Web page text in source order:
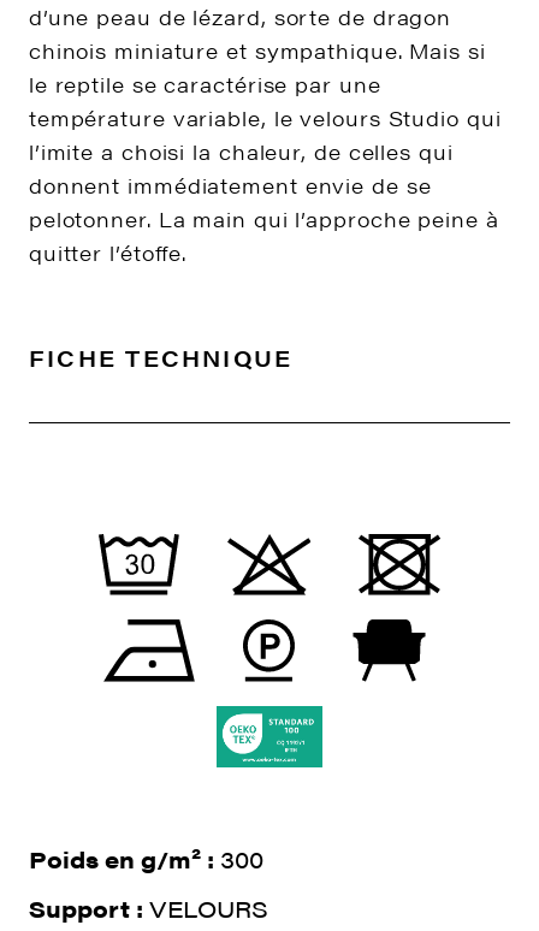
d’une peau de lézard, sorte de dragon
chinois miniature et sympathique. Mais si
le reptile se caractérise par une
température variable, le velours Studio qui
l’imite a choisi la chaleur, de celles qui
donnent immédiatement envie de se
pelotonner. La main qui l’approche peine à
quitter l’étoffe.
FICHE TECHNIQUE
Poids en g/m² : 300
Support : VELOURS